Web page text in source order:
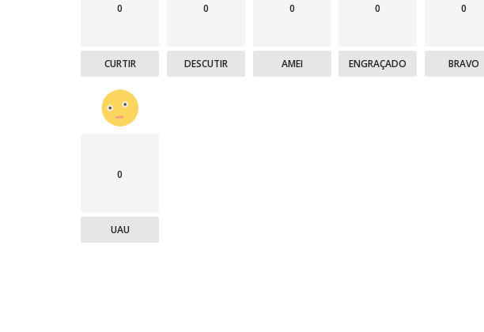
0
CURTIR
0
DESCUTIR
0
AMEI
0
ENGRAÇADO
0
BRAVO
0
UAU